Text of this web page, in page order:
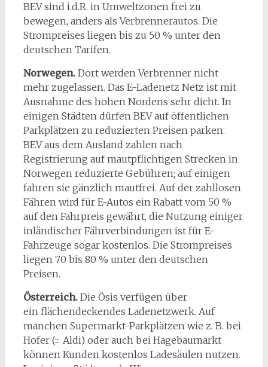
BEV sind i.d.R. in Umweltzonen frei zu
bewegen, anders als Verbrennerautos. Die
Strompreises liegen bis zu 50 % unter den
deutschen Tarifen.
Norwegen.Dort werden Verbrenner nicht
mehr zugelassen. Das E-Ladenetz Netz ist mit
Ausnahme des hohen Nordens sehr dicht. In
einigen Städten dürfen BEV auf öffentlichen
Parkplätzen zu reduzierten Preisen parken.
BEV aus dem Ausland zahlen nach
Registrierung auf mautpflichtigen Strecken in
Norwegen reduzierte Gebühren; auf einigen
fahren sie gänzlich mautfrei. Auf der zahllosen
Fähren wird für E-Autos ein Rabatt vom 50 %
auf den Fahrpreis gewährt, die Nutzung einiger
inländischer Fährverbindungen ist für E-
Fahrzeuge sogar kostenlos. Die Strompreises
liegen 70 bis 80 % unter den deutschen
Preisen.
Österreich.Die Ösis verfügen über
ein flächendeckendes Ladenetzwerk. Auf
manchen Supermarkt-Parkplätzen wie z. B. bei
Hofer (= Aldi) oder auch bei Hagebaumarkt
können Kunden kostenlos Ladesäulen nutzen.